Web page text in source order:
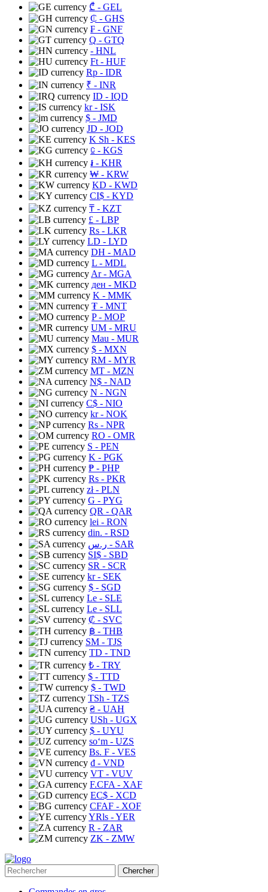
₾ - GEL
₵ - GHS
₣ - GNF
Q - GTQ
- HNL
Ft - HUF
Rp - IDR
₹ - INR
ID - IQD
kr- ISK
$ - JMD
JD - JOD
K Sh - KES
⃀ - KGS
៛ - KHR
₩ - KRW
KD - KWD
CI$ - KYD
₸ - KZT
£ - LBP
Rs - LKR
LD - LYD
DH - MAD
L - MDL
Ar- MGA
ден - MKD
K - MMK
₮ - MNT
P- MOP
UM - MRU
Mau - MUR
$ - MXN
RM - MYR
MT - MZN
N$ - NAD
N - NGN
C$ - NIO
kr- NOK
Rs - NPR
RO - OMR
S - PEN
K - PGK
₱ - PHP
Rs - PKR
zł- PLN
G - PYG
QR - QAR
lei - RON
din. - RSD
ر.س - SAR
SI$ - SBD
SR - SCR
kr- SEK
$ - SGD
Le - SLE
Le - SLL
₡ - SVC
฿ - THB
ЅМ - TJS
TD - TND
₺ - TRY
$ - TTD
$ - TWD
TSh - TZS
₴ - UAH
USh - UGX
$ - UYU
soʻm - UZS
Bs. F - VES
₫ - VND
VT - VUV
F.CFA - XAF
EC$ - XCD
CFAF - XOF
YRls - YER
R - ZAR
ZK - ZMW
Chercher